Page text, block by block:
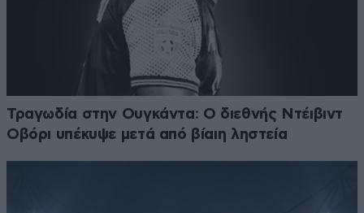
Τραγωδία στην Ουγκάντα: Ο διεθνής Ντέιβιντ
Οβόρι υπέκυψε μετά από βίαιη ληστεία